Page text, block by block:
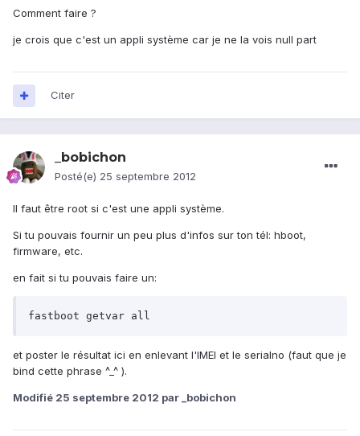
Comment faire ?
je crois que c'est un appli système car je ne la vois null part
Citer
_bobichon
Posté(e) 25 septembre 2012
Il faut être root si c'est une appli système.
Si tu pouvais fournir un peu plus d'infos sur ton tél: hboot,
firmware, etc.
en fait si tu pouvais faire un:
fastboot getvar all
et poster le résultat ici en enlevant l'IMEI et le serialno (faut que je
bind cette phrase ^_^ ).
Modifié 25 septembre 2012 par _bobichon